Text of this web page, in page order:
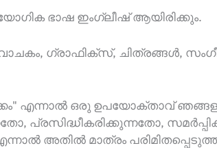
ഭാഷ ഇംഗ്ലീഷ് ആയിരിക്കും.
വാചകം, ഗ്രാഫിക്സ്, ചിത്രങ്ങൾ,
എന്നാൽ ഒരു ഉപയോക്താവ്
പ്രസിദ്ധീകരിക്കുന്നതോ,
അതിൽ മാത്രം